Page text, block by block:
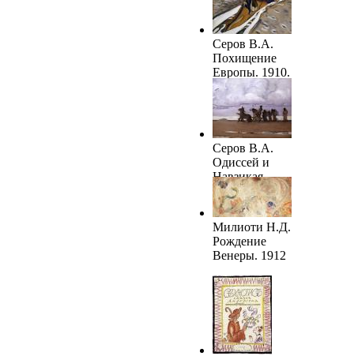
Серов В.А.
Похищение
Европы. 1910.
ГРМ
Серов В.А.
Одиссей и
Навзикая.
1910. ГРМ
Милиоти Н.Д.
Рождение
Венеры. 1912